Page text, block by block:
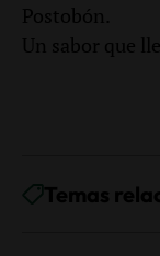
Postobón.
Un sabor que
Temas